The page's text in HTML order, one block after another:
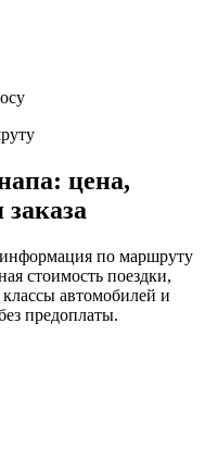
цена,
по маршруту
стоимость поездки,
автомобилей и
предоплаты.